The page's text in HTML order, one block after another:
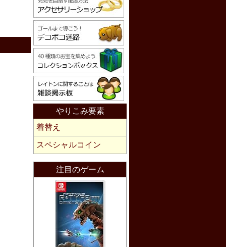
やりこみ要素
着替え
スペシャルコイン
注目のゲーム